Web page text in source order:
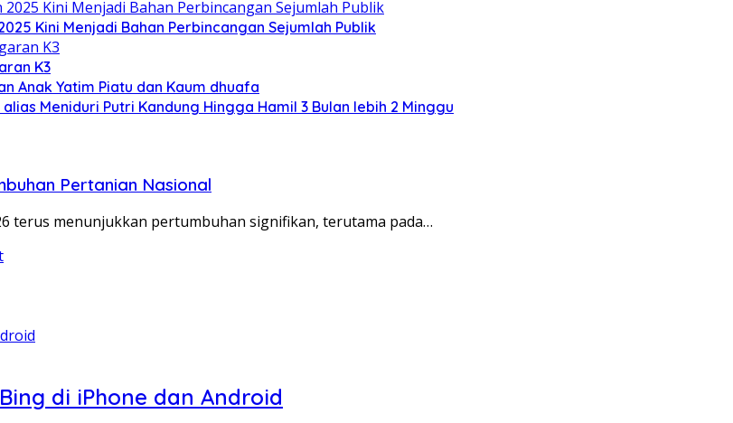
Kini Menjadi Bahan Perbincangan Sejumlah Publik
K3
Anak Yatim Piatu dan Kaum dhuafa
Meniduri Putri Kandung Hingga Hamil 3 Bulan lebih 2 Minggu
Pertanian Nasional
terus menunjukkan pertumbuhan signifikan, terutama pada…
di iPhone dan Android